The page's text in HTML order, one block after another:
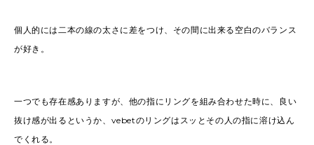
個人的には二本の線の太さに差をつけ、その間に出来る空白のバランス
が好き。
一つでも存在感ありますが、他の指にリングを組み合わせた時に、良い
抜け感が出るというか、vebetのリングはスッとその人の指に溶け込ん
でくれる。